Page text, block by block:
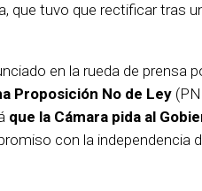
que tuvo que rectificar tras
en la rueda de prensa
Proposición No de Ley
que la Cámara pida al
con la independencia